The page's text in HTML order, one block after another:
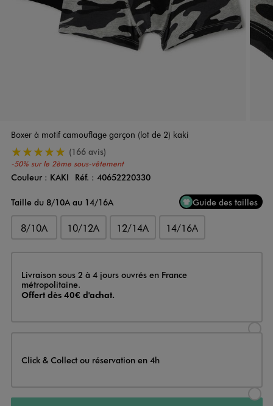
Boxer à motif camouflage garçon (lot de 2) kaki
-50% sur le 2ème sous-vêtement
5/5 de moyenne(166 avis)
Couleur
Couleur : KAKI Réf. : 40652220330
Taille du 8/10A au 14/16A
Guide des tailles
8/10A 10/12A 12/14A 14/16A
Livraison
Livraison sous 2 à 4 jours ouvrés en France
métropolitaine.
Offert dès 40€ d'achat.
Click & Collect ou réservation en 4h